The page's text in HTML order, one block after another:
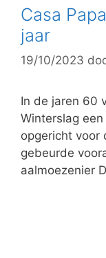
g
r
i
ë
n
Casa
jaar
19/10/2023
In de jaren 60
Winterslag
opgericht voor
gebeurde
aalmoezenier